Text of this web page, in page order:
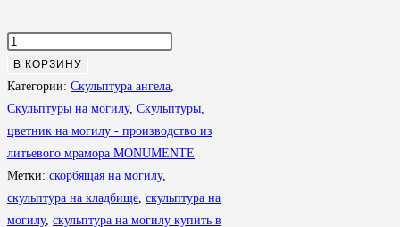
Количество
товара
Скульптура
с
цветами
СК
062
В КОРЗИНУ
Категории: Скульптура ангела
Скульптуры на могилу, Скульптуры,
цветник на могилу - производство из
литьевого мрамора MONUMENTE
Метки: скорбящая на могилу,
скульптура на кладбище скульптура на
могилу, скульптура на могилу купить в